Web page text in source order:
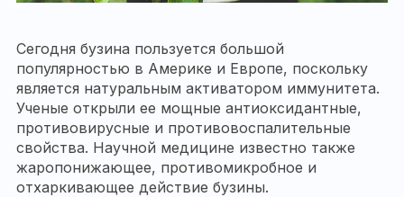
Сегодня бузина пользуется большой
популярностью в Америке и Европе, поскольку
является натуральным активатором иммунитета.
Ученые открыли ее мощные антиоксидантные,
противовирусные и противовоспалительные
свойства. Научной медицине известно также
жаропонижающее, противомикробное и
отхаркивающее действие бузины.